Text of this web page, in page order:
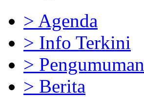
> Agenda
> Info Terkini
> Pengumuman
> Berita